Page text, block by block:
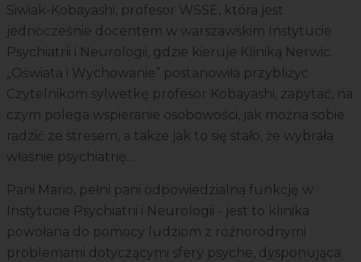
Siwiak-Kobayashi, profesor WSSE, która jest
jednocześnie docentem w warszawskim Instytucie
Psychiatrii i Neurologii, gdzie kieruje Kliniką Nerwic.
„Oświata i Wychowanie” postanowiła przybliżyć
Czytelnikom sylwetkę profesor Kobayashi, zapytać, na
czym polega wspieranie osobowości, jak można sobie
radzić ze stresem, a także jak to się stało, że wybrała
właśnie psychiatrię...
Pani Mario, pełni pani odpowiedzialną funkcję w
Instytucie Psychiatrii i Neurologii - jest to klinika
powołana do pomocy ludziom z różnorodnymi
problemami dotyczącymi sfery psyche, dysponująca